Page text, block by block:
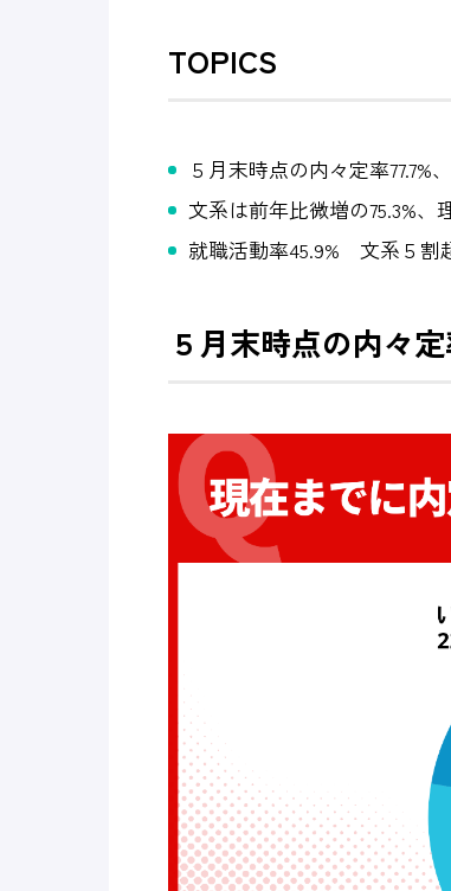
TOPICS
５月末時点の内々定率77.7%
文系は前年比微増の75.3%、
就職活動率45.9% 文系５割
５月末時点の内々